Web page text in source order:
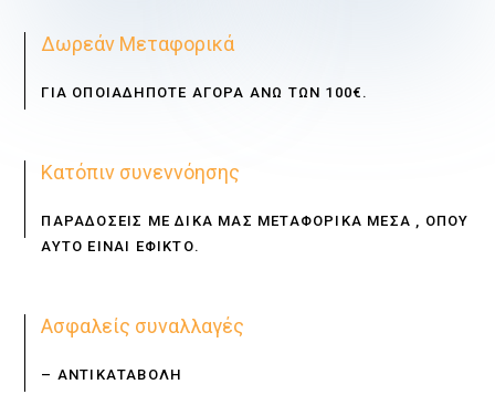
Δωρεάν Μεταφορικά
ΓΙΑ ΟΠΟΙΑΔΗΠΟΤΕ ΑΓΟΡΑ ΑΝΩ ΤΩΝ 100€.
Κατόπιν συνεννόησης
ΠΑΡΑΔΟΣΕΙΣ ΜΕ ΔΙΚΑ ΜΑΣ ΜΕΤΑΦΟΡΙΚΑ ΜΕΣΑ , ΟΠΟΥ
ΑΥΤΟ ΕΙΝΑΙ ΕΦΙΚΤΟ.
Ασφαλείς συναλλαγές
– ΑΝΤΙΚΑΤΑΒΟΛΗ